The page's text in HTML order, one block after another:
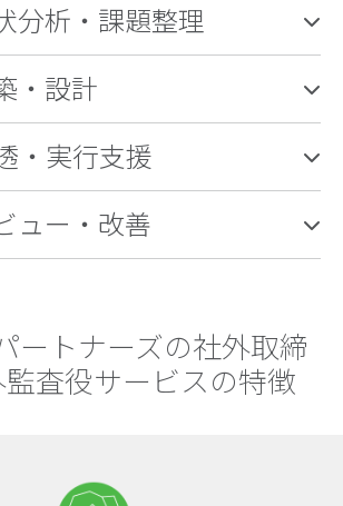
分析・課題整理
・設計
・実行支援
ュー・改善
ートナーズの社外取締
査役サービスの特徴